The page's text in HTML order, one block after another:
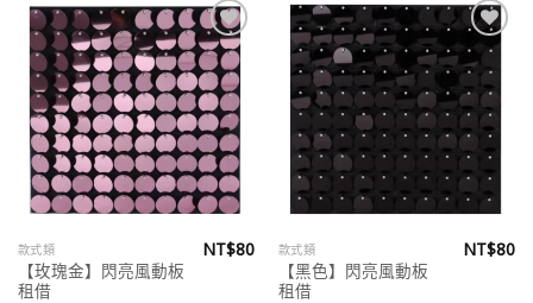
Add to
wishlist
款式類
【玫瑰金】閃亮風動板
租借
NT$80
Add to
wishlist
款式類
【黑色】閃亮風動板
租借
NT$80